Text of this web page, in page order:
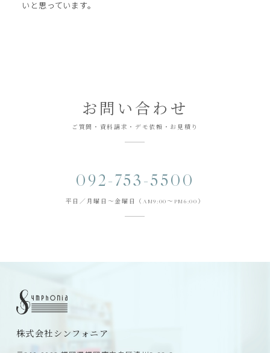
いと思っています。
お問い合わせ
ご質問・資料請求・デモ依頼・お見積り
092-753-5500
平日／月曜日～金曜日（AM9:00～PM6:00）
株式会社シンフォニア